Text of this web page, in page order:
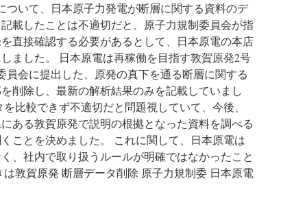
断
検
討、
規
制
委
日
本
原
電
が
資
料
書
き
ついて、日本原子力発電が断層に関する資料のデ
載したことは不適切だと、原子力規制委員会が指
直接確認する必要があるとして、日本原電の本店
ました。 日本原電は再稼働を目指す敦賀原発2号
会に提出した、原発の真下を通る断層に関する
削除し、最新の解析結果のみを記載していまし
比較できず不適切だと問題視していて、今後、
ある敦賀原発で説明の根拠となった資料を調べる
ことを決めました。 これに関して、日本原電は
、社内で取り扱うルールが明確ではなかったこと
敦賀原発 断層データ削除 原子力規制委 日本原電